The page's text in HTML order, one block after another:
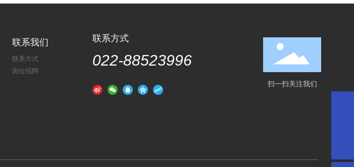
联系我们
联系方式
岗位招聘
联系方式
022-88523996
扫一扫关注我们
扫一扫微信二维码